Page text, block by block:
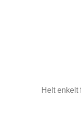
Helt enkelt